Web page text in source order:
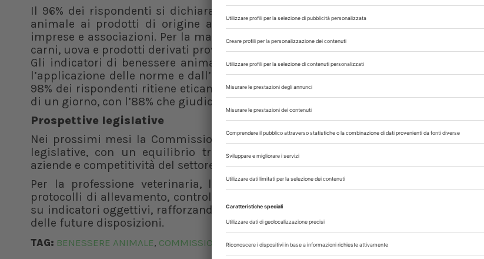
Il 96% dei rispondenti si dichiara favorevole all’applicazione di standard
animale ai prodotti di origine animale importati da Paesi terzi, posizione
imprese e associazioni. Per la maggioranza degli stakeholder, i requisiti UE
carni, uova e prodotti derivati provenienti dall’estero.
Gli indicatori di benessere animale sono considerati utili dall’89% dei
l’applicazione delle norme e dall’82% per il monitoraggio delle politiche
98% dei rispondenti ritiene eticamente problematico l’abbattimento sistematico
di un giorno, con l’88% che giudica molto urgente l’adozione di alternative.
Prospettive legislative
Nei prossimi mesi la Commissione sarà chiamato a tradurre gli orientamenti
legislative, con un equilibrio tra obiettivi di benessere animale, sostenibilità
aziende e competitività del settore agroalimentare europeo.
Per la professione veterinaria, la revisione normativa potrà incidere in modo
protocolli di allevamento, controlli ufficiali, consulenza aziendale e sistemi di
su indicatori oggettivi, rafforzando il ruolo tecnico-scientifico del medico veterinario
delle future disposizioni.
TAG: BENESSERE ANIMALE, COMMISSIONE EUROPEA,GABBIE,IMPORTAZIONE,PULCINI